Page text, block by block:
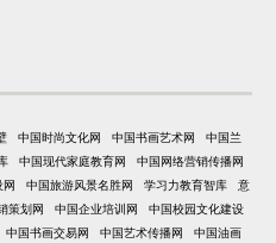
中国时尚文化网 中国书画艺术网
中国兰
中国现代家庭教育网
中国网络营销传播网
网 中国旅游风景名胜网 学习力教育智库
意
策划网 中国企业培训网
中国校园文化建设
中国书画交易网 中国艺术传播网
中国油画